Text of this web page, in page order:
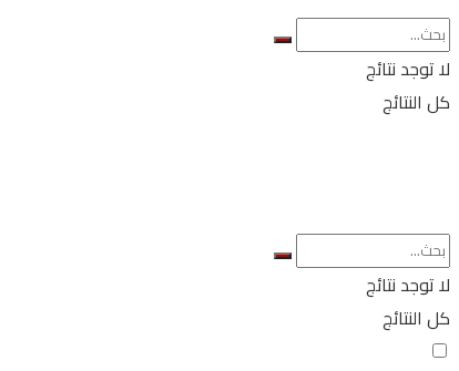
لا توجد نتائج
كل النتائج
لا توجد نتائج
كل النتائج